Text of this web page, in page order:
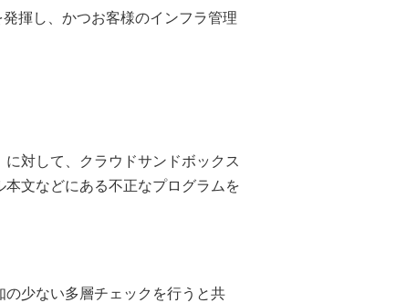
揮し、かつお客様のインフラ管理
対して、クラウドサンドボックス
文などにある不正なプログラムを
少ない多層チェックを行うと共